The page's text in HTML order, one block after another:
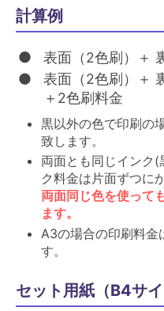
計算例
表面（2色刷）＋
表面（2色刷）＋
＋2色刷料金
黒以外の色で印刷の
致します。
両面とも同じインク
ク料金は片面ずつに
両面同じ色を使って
ます。
A3の場合の印刷料金
す。
セット用紙（B4サイ